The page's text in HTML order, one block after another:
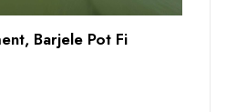
Barjele Pot Fi